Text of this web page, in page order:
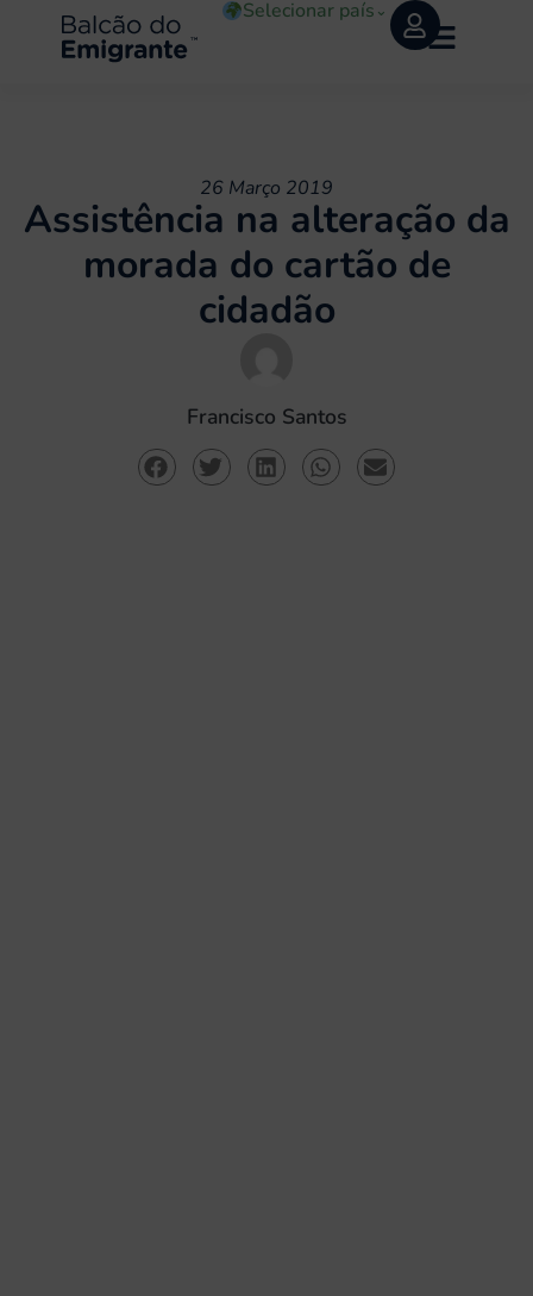
Selecionar país ⌄
26 Março 2019
Assistência na alteração da
morada do cartão de
cidadão
Francisco Santos